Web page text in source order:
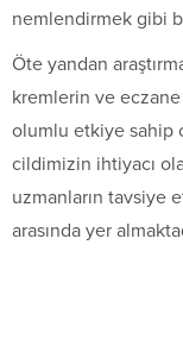
nemlendirmek gibi
Öte yandan
kremlerin ve
olumlu etkiye sahip
cildimizin ihtiyacı
uzmanların tavsiye
arasında yer